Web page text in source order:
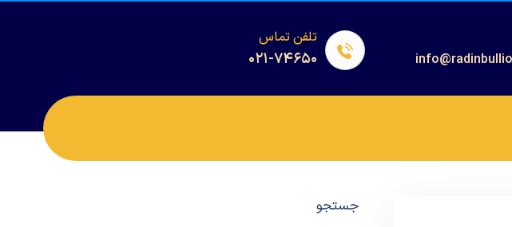
تلفن تماس
۰۲۱-۷۴۶۵۰
جستجو